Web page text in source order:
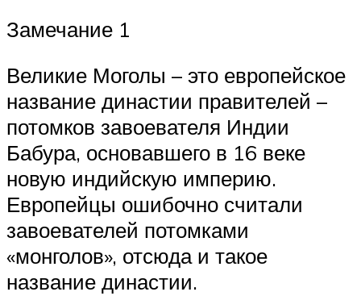
Замечание 1
Великие Моголы – это европейское
название династии правителей –
потомков завоевателя Индии
Бабура, основавшего в 16 веке
новую индийскую империю.
Европейцы ошибочно считали
завоевателей потомками
«монголов», отсюда и такое
название династии.